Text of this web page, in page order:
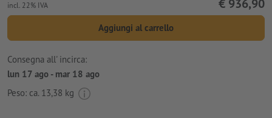
incl. 22% IVA € 936,90
Aggiungi al carrello
Consegna all' incirca:
lun 17 ago - mar 18 ago
Peso: ca. 13,38 kg